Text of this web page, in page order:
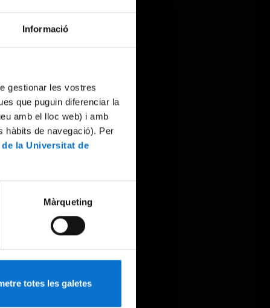
Informació
gestionar les vostres
que puguin diferenciar la
amb el lloc web) i amb
hàbits de navegació). Per
la Universitat de
Màrqueting
totes les galetes